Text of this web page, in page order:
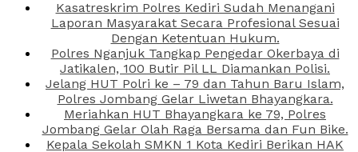
Kasatreskrim Polres Kediri Sudah Menangani
Laporan Masyarakat Secara Profesional Sesuai
Dengan Ketentuan Hukum.
Polres Nganjuk Tangkap Pengedar Okerbaya di
Jatikalen, 100 Butir Pil LL Diamankan Polisi.
Jelang HUT Polri ke – 79 dan Tahun Baru Islam,
Polres Jombang Gelar Liwetan Bhayangkara.
Meriahkan HUT Bhayangkara ke 79, Polres
Jombang Gelar Olah Raga Bersama dan Fun Bike.
Kepala Sekolah SMKN 1 Kota Kediri Berikan HAK